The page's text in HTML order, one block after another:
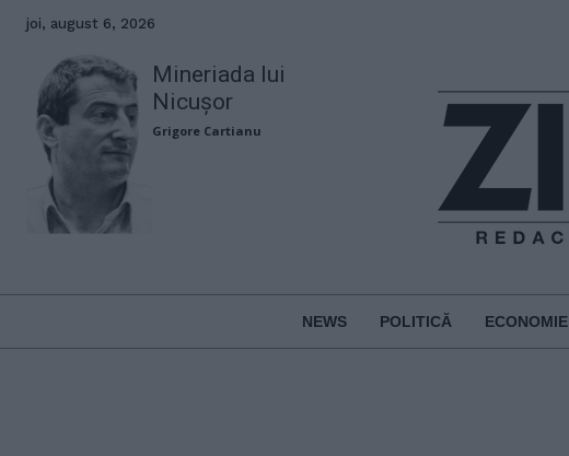
joi, august 6, 2026
Mineriada lui
Nicușor
Grigore Cartianu
NEWS POLITICĂ ECONOMIE